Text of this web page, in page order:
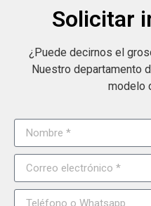
Solicitar
¿Puede decirnos el
Nuestro departamento
modelo